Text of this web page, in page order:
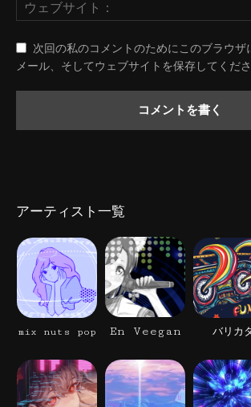
次回の私のコメントのためにこのブラウザ
メール、そしてウェブサイトを保存してくださ
アーティスト一覧
mix nuts pop En Veegan バリカ